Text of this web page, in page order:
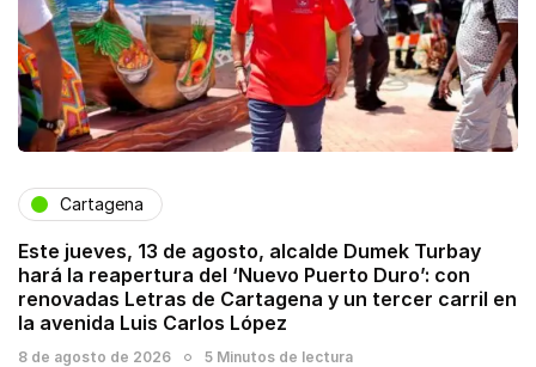
Cartagena
Este jueves, 13 de agosto, alcalde Dumek Turbay
hará la reapertura del ‘Nuevo Puerto Duro’: con
renovadas Letras de Cartagena y un tercer carril en
la avenida Luis Carlos López
8 de agosto de 2026 5 Minutos de lectura